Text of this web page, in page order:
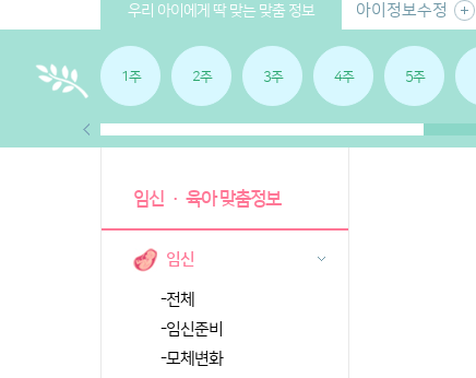
우리 아이에게 딱 맞는 맞춤 정보 아이정보수정
1주 2주 3주 4주 5주
임신 · 육아 맞춤정보
임신
-전체
-임신준비
-모체변화